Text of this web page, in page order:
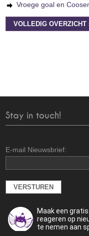
Vroege goal en
VOLLEDIG OVERZICHT
Stay in touch!
E-mail Nieuwsbrief:
Maak een
reageren op
te nemen aan